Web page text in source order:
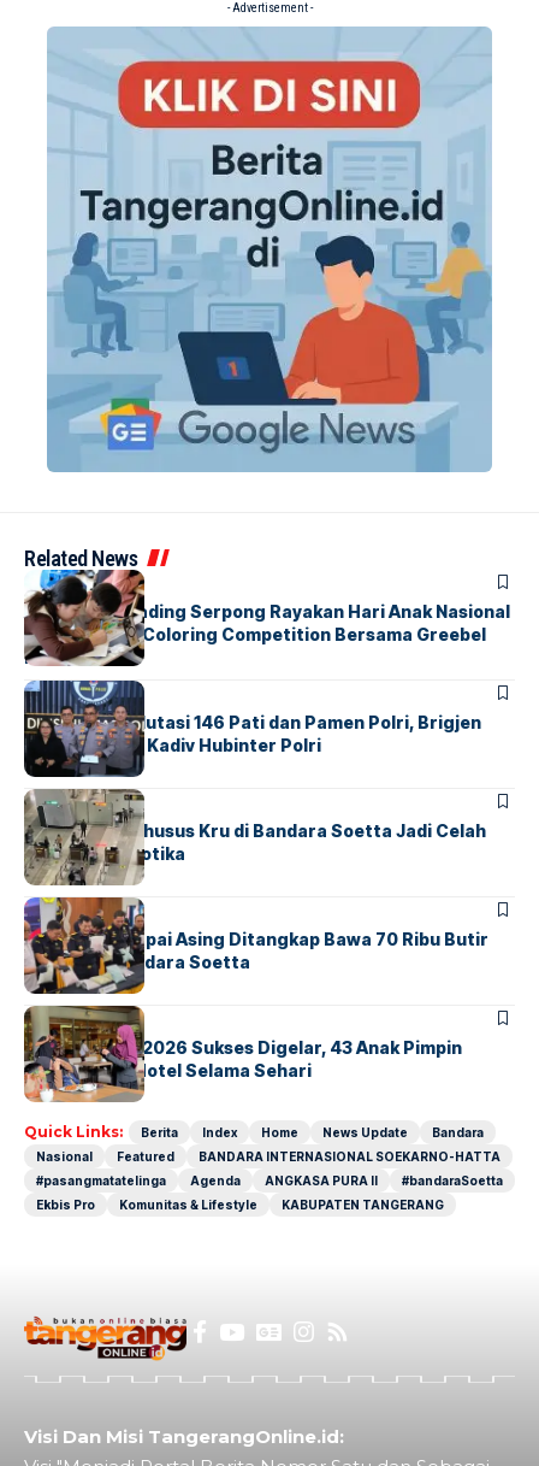
- Advertisement -
Related News
BERITAINDEX
Atria Hotel Gading Serpong Rayakan Hari Anak Nasional
Lewat Family Coloring Competition Bersama Greebel
Indonesia
BERITA
Mabes Polri Mutasi 146 Pati dan Pamen Polri, Brigjen
Untung Jabat Kadiv Hubinter Polri
BANDARABERITA
Ketika Jalur Khusus Kru di Bandara Soetta Jadi Celah
Sindikat Narkotika
BANDARA BERITA
Kopilot Maskapai Asing Ditangkap Bawa 70 Ribu Butir
Ekstasi di Bandara Soetta
BERITAINDEX
GM For A Day 2026 Sukses Digelar, 43 Anak Pimpin
Operasional Hotel Selama Sehari
Quick Links: Berita Index Home News Update
Bandara
Nasional
Featured
BANDARA INTERNASIONAL SOEKARNO-HATTA
#pasangmatatelinga
Agenda ANGKASA PURA II
#bandaraSoetta
Ekbis Pro
Komunitas & Lifestyle KABUPATEN TANGERANG
Visi Dan Misi TangerangOnline.id: